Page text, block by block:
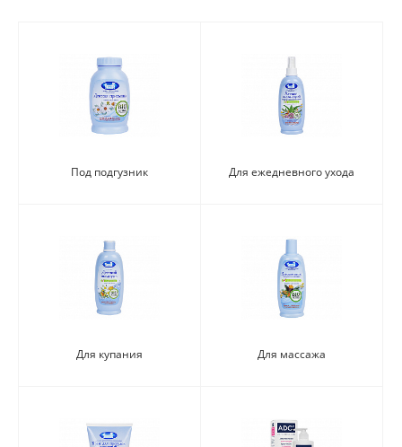
Под подгузник Для ежедневного ухода
Для купания Для массажа